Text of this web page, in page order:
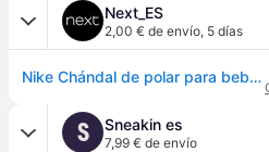
Next_ES
2,00 € de envío, 5 días
Nike Chándal de polar para bebé Club de Nike
S Sneakin es
7,99 € de envío